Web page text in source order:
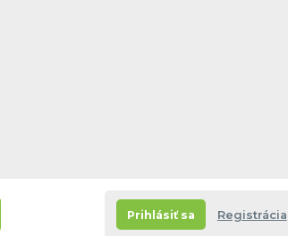
Prihlásiť sa Registrácia